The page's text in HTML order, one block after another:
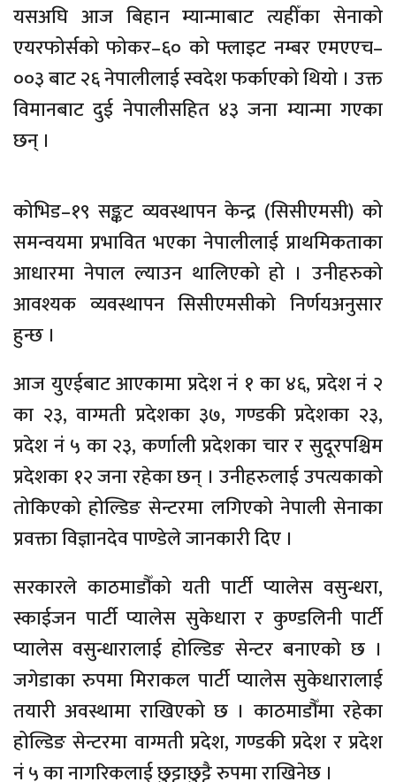
यसअघि आज बिहान म्यान्माबाट त्यहीँका सेनाको
एयरफोर्सको फोकर–६० को फ्लाइट नम्बर एमएएच–
००३ बाट २६ नेपालीलाई स्वदेश फर्काएको थियो । उक्त
विमानबाट दुई नेपालीसहित ४३ जना म्यान्मा गएका
छन् ।
कोभिड–१९ सङ्कट व्यवस्थापन केन्द्र (सिसीएमसी) को
समन्वयमा प्रभावित भएका नेपालीलाई प्राथमिकताका
आधारमा नेपाल ल्याउन थालिएको हो । उनीहरुको
आवश्यक व्यवस्थापन सिसीएमसीको निर्णयअनुसार
हुन्छ ।
आज युएईबाट आएकामा प्रदेश नं १ का ४६, प्रदेश नं २
का २३, वाग्मती प्रदेशका ३७, गण्डकी प्रदेशका २३,
प्रदेश नं ५ का २३, कर्णाली प्रदेशका चार र सुदूरपश्चिम
प्रदेशका १२ जना रहेका छन् । उनीहरुलाई उपत्यकाको
तोकिएको होल्डिङ सेन्टरमा लगिएको नेपाली सेनाका
प्रवक्ता विज्ञानदेव पाण्डेले जानकारी दिए ।
सरकारले काठमाडौँको यती पार्टी प्यालेस वसुन्धरा,
स्काईजन पार्टी प्यालेस सुकेधारा र कुण्डलिनी पार्टी
प्यालेस वसुन्धारालाई होल्डिङ सेन्टर बनाएको छ ।
जगेडाका रुपमा मिराकल पार्टी प्यालेस सुकेधारालाई
तयारी अवस्थामा राखिएको छ । काठमाडौँमा रहेका
होल्डिङ सेन्टरमा वाग्मती प्रदेश, गण्डकी प्रदेश र प्रदेश
नं ५ का नागरिकलाई छुट्टाछुट्टै रुपमा राखिनेछ ।